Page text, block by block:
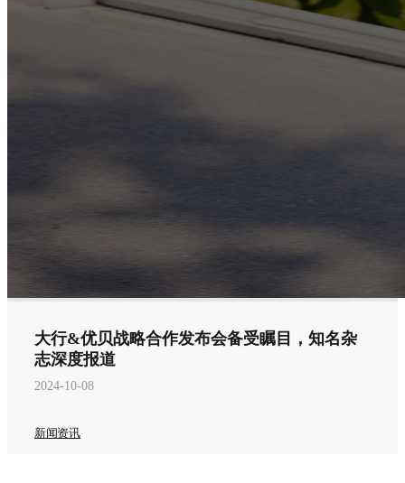
大行&优贝战略合作发布会备受瞩目，知名杂
志深度报道
2024-10-08
新闻资讯